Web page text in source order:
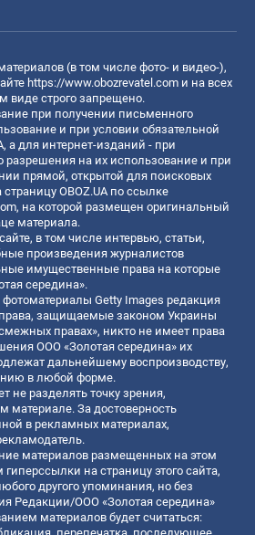
(в том числе фото- и видео-),
https://www.obozrevatel.com и на всех
виде строго запрещено.
при получении письменного
и при условии обязательной
а для интернет-изданий - при
разрешения на их использование и при
прямой, открытой для поисковых
OBOZ.UA по ссылке
, на которой размещен оригинальный
материала.
в том числе интервью, статьи,
произведения журналистов
имущественные права на которые
середина».
Getty Images редакция
защищаемые законом Украины
правах», никто не имеет права
ООО «Золотая середина» их
дальнейшему воспроизводству,
в любой форме.
не разделять точку зрения,
материале. За достоверность
в рекламных материалах,
материалов размещенных на этом
на страницу этого сайта,
другого упоминания, но без
Редакции/ООО «Золотая середина»
материалов будет считаться: